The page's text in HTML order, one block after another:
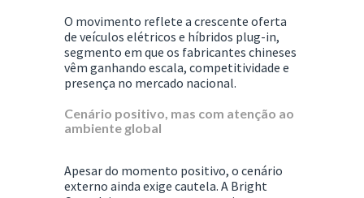
O movimento reflete a crescente oferta
de veículos elétricos e híbridos plug-in,
segmento em que os fabricantes chineses
vêm ganhando escala, competitividade e
presença no mercado nacional.
Cenário positivo, mas com atenção ao
ambiente global
Apesar do momento positivo, o cenário
externo ainda exige cautela. A Bright